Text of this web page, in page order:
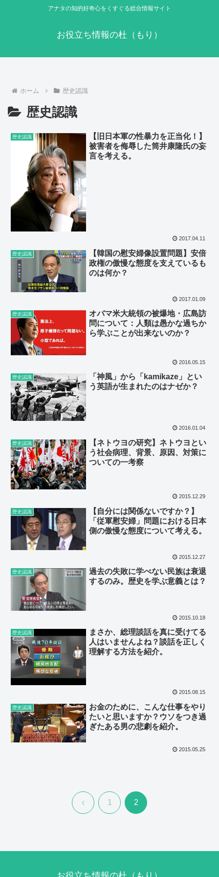
アナタの知的好奇心をくすぐる総合情報サイト
お役立ち情報の杜（もり）
ホーム 歴史認識
歴史認識
歴史認識
【旧日本軍の性暴力を正当化！】
被害者を侮辱した筒井康隆氏の妄
言を考える。
2017.04.11
歴史認識
【韓国の慰安婦像設置問題】安倍
政権の傲慢な態度を支えているも
のは何か？
2017.01.09
歴史認識
オバマ米大統領の被爆地・広島訪
問について：人類は愚かな過ちか
ら学ぶことが出来ないのか？
2016.05.15
歴史認識
「神風」から「kamikaze」とい
う英語が生まれたのはナゼか？
2016.01.04
歴史認識
【ネトウヨの研究】ネトウヨとい
う社会病理、背景、原因、対策に
ついての一考察
2015.12.29
歴史認識
【自分には関係ないですか？】
「従軍慰安婦」問題における日本
側の傲慢な態度について考える。
2015.12.27
歴史認識
過去の失敗に学べない民族は衰退
するのみ。歴史を学ぶ意義とは？
2015.10.18
歴史認識
まさか、総理談話を真に受けてる
人はいませんよね？談話を正しく
理解する方法を紹介。
2015.08.15
歴史認識
お金のために、こんな仕事をやり
たいと思いますか？ウソをつき過
ぎたある男の悲劇を紹介。
2015.05.25
前 1 2